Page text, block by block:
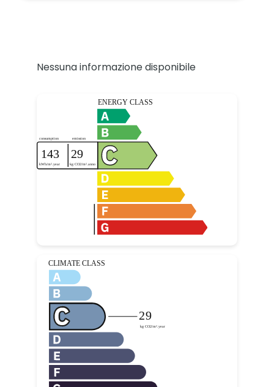
Nessuna informazione disponibile